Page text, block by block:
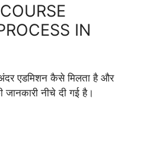
IN
एडमिशन कैसे मिलता है और
जानकारी नीचे दी गई है।